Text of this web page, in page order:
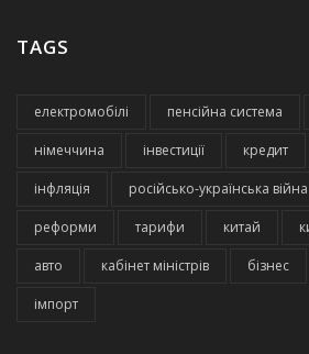
TAGS
електромобілі пенсійна система
німеччина інвестиції кредит
інфляція російсько-українська війна
реформи тарифи китай
авто кабінет міністрів бізнес
імпорт